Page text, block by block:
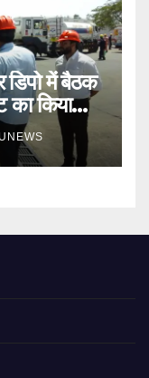
में बैठक
का किया